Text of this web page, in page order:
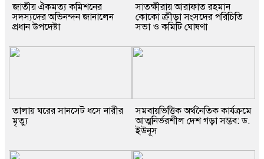
জাতীয় ঐকমত্য কমিশনের
সদস্যদের অভিনন্দন জানালেন
প্রধান উপদেষ্টা
সাতক্ষীরায় আরাফাত রহমান
কোকো ক্রীড়া সংসদের পরিচিতি
সভা ও কমিটি ঘোষণা
তালায় ঘরের সানসেট ধসে নারীর
মৃত্যু
সমবায়ভিত্তিক অর্থনৈতিক কার্যক্রমে
আত্মনির্ভরশীল দেশ গড়া সম্ভব: ড.
ইউনূস